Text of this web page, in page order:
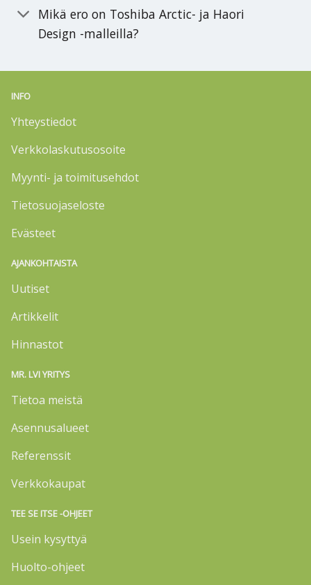
Mikä ero on Toshiba Arctic- ja Haori
Design -malleilla?
INFO
Yhteystiedot
Verkkolaskutusosoite
Myynti- ja toimitusehdot
Tietosuojaseloste
Evästeet
AJANKOHTAISTA
Uutiset
Artikkelit
Hinnastot
MR. LVI YRITYS
Tietoa meistä
Asennusalueet
Referenssit
Verkkokaupat
TEE SE ITSE -OHJEET
Usein kysyttyä
Huolto-ohjeet